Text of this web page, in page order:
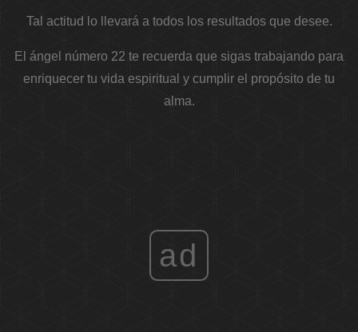
Tal actitud lo llevará a todos los resultados que desee.
El ángel número 22 te recuerda que sigas trabajando para
enriquecer tu vida espiritual y cumplir el propósito de tu
alma.
ad